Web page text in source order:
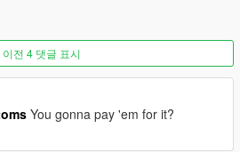
이전 4 댓글 표시
You gonna pay 'em for it?